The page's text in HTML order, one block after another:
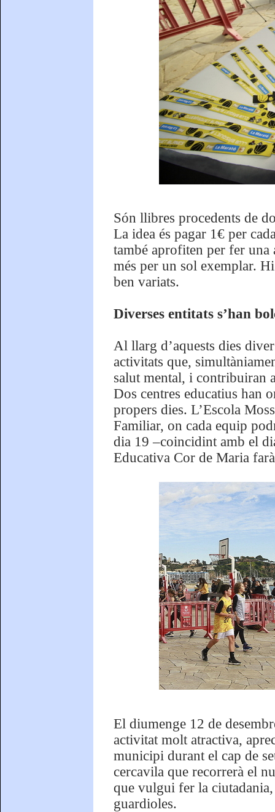
Són llibres procedents de
La idea és pagar 1€ per
també aprofiten per fer
més per un sol exemplar.
ben variats.
Diverses entitats s’han
Al llarg d’aquests dies
activitats que,
salut mental, i contribuiran
Dos centres educatius han
propers dies. L’Escola
Familiar, on cada equip
dia 19 –coincidint amb el
Educativa Cor de Maria
El diumenge 12 de
activitat molt atractiva,
municipi durant el cap de
cercavila que recorrerà el
que vulgui fer la ciutadania,
guardioles.